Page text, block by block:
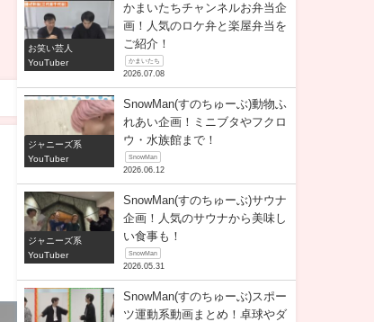
お笑い芸人
YouTuber
かまいたちチャンネルお弁当企
画！人気のロケ弁と楽屋弁当を
ご紹介！
かまいたち
2026.07.08
ジャニーズ系
YouTuber
SnowMan(すのちゅーぶ)動物ふ
れあい企画！ミニブタやフクロ
ウ・水族館まで！
SnowMan
2026.06.12
ジャニーズ系
YouTuber
SnowMan(すのちゅーぶ)サウナ
企画！人気のサウナから美味し
い食事も！
SnowMan
2026.05.31
SnowMan(すのちゅーぶ)スポー
ツ運動系動画まとめ！卓球やダ